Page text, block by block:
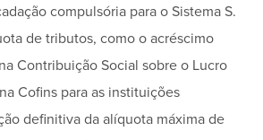
compulsória para o Sistema S.
de tributos, como o acréscimo
Contribuição Social sobre o Lucro
Cofins para as instituições
definitiva da alíquota máxima de